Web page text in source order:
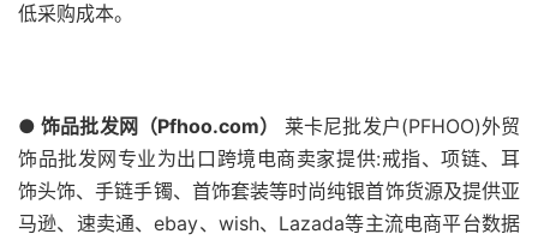
低采购成本。
● 饰品批发网（Pfhoo.com）
莱卡尼批发户(PFHOO)外贸
饰品批发网专业为出口跨境电商卖家提供:戒指、项链、耳
饰头饰、手链手镯、首饰套装等时尚纯银首饰货源及提供亚
马逊、速卖通、ebay、wish、Lazada等主流电商平台数据